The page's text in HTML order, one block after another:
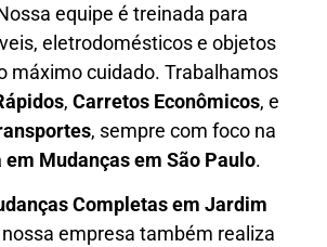
equipe é treinada para
eletrodomésticos e objetos
máximo cuidado. Trabalhamos
, Carretos Econômicos, e
, sempre com foco na
Mudanças em São Paulo.
Completas em Jardim
nossa empresa também realiza